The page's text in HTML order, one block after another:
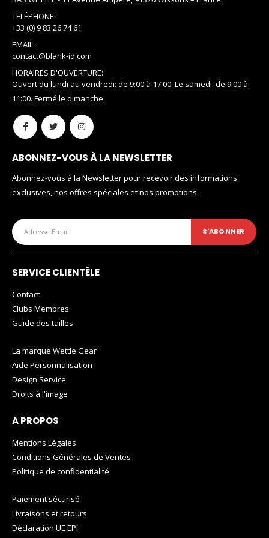
TÉLÉPHONE:
+33 (0) 9 83 26 74 61
EMAIL:
contact@blank-id.com
HORAIRES D'OUVERTURE::
Ouvert du lundi au vendredi: de 9:00 à 17:00. Le samedi: de 9:00 à
11:00. Fermé le dimanche.
ABONNEZ-VOUS À LA NEWSLETTER
Abonnez-vous à la Newsletter pour recevoir des informations
exclusives, nos offres spéciales et nos promotions.
SERVICE CLIENTÈLE
Contact
Clubs Membres
Guide des tailles
La marque Wettle Gear
Aide Personnalisation
Design Service
Droits à l'image
A PROPOS
Mentions Légales
Conditions Générales de Ventes
Politique de confidentialité
Paiement sécurisé
Livraisons et retours
Déclaration UE EPI